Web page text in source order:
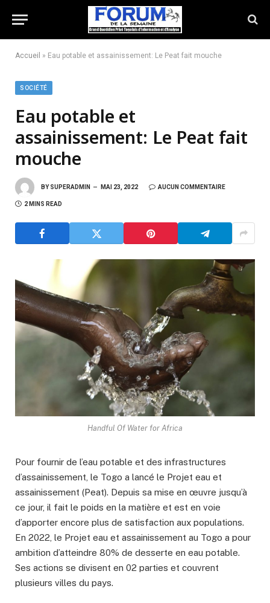
Accueil » Eau potable et assainissement: Le Peat fait mouche
SOCIÉTÉ
Eau potable et
assainissement: Le Peat fait
mouche
BY SUPERADMIN MAI 23, 2022 AUCUN COMMENTAIRE
2 MINS READ
Handful Of Water for Africa
Pour fournir de l’eau potable et des infrastructures
d’assainissement, le Togo a lancé le Projet eau et
assainissement (Peat). Depuis sa mise en œuvre jusqu’à
ce jour, il fait le poids en la matière et est en voie
d’apporter encore plus de satisfaction aux populations.
En 2022, le Projet eau et assainissement au Togo a pour
ambition d’atteindre 80% de desserte en eau potable.
Ses actions se divisent en 02 parties et couvrent
plusieurs villes du pays.